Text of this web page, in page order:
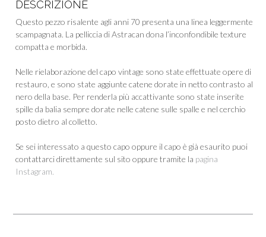
o
k
DESCRIZIONE
Questo pezzo risalente agli anni 70 presenta una linea leggermente
scampagnata. La pelliccia di Astracan dona l’inconfondibile texture
compatta e morbida.
Nelle rielaborazione del capo vintage sono state effettuate opere di
restauro, e sono state aggiunte catene dorate in netto contrasto al
nero della base. Per renderla più accattivante sono state inserite
spille da balia sempre dorate nelle catene sulle spalle e nel cerchio
posto dietro al colletto.
Se sei interessato a questo capo oppure il capo è già esaurito puoi
contattarci direttamente sul sito oppure tramite la pagina
Instagram.